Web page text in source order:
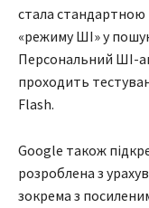
стала стандартною
«режиму ШІ» у
Персональний ШІ-
проходить
Flash.
Google також
розроблена з
зокрема з